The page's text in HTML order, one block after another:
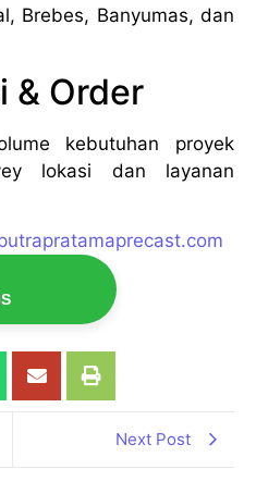
Brebes, Banyumas, dan
& Order
kebutuhan proyek
lokasi dan layanan
Next Post